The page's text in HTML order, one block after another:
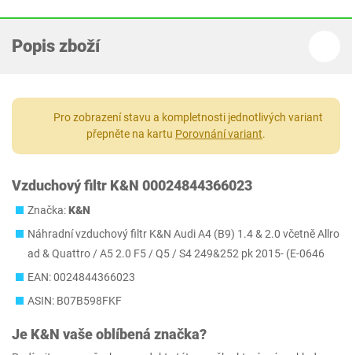
Popis zboží
Pro zobrazení stavu a kompletnosti jednotlivých variant
přepněte na kartu Porovnání variant.
Vzduchový filtr K&N 00024844366023
Značka:K&N
Náhradní vzduchový filtr K&N Audi A4 (B9) 1.4 & 2.0 včetně Allro
ad & Quattro / A5 2.0 F5 / Q5 / S4 249&252 pk 2015- (E-0646
EAN: 0024844366023
ASIN: B07B598FKF
Je K&N vaše oblíbená značka?